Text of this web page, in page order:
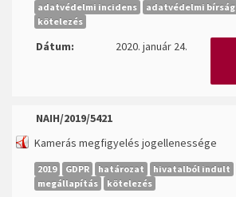
adatvédelmi incidens
adatvédelmi bírság
kötelezés
Dátum:
2020. január 24.
NAIH/2019/5421
Kamerás megfigyelés jogellenessége
2019 GDPR határozat hivatalból indult
megállapítás
kötelezés